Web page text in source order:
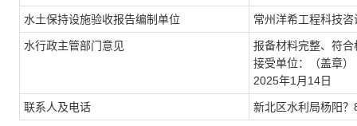
水土保持设施验收报告编制单位 常州洋希工程科技
水行政主管部门意见
报备材料完整、符
接受单位：（盖章）
2025年1月14日
联系人及电话 新北区水利局杨阳